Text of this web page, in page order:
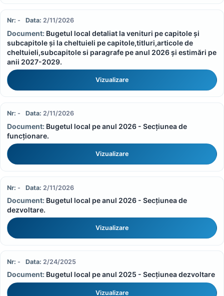
- 2/11/2026
Bugetul local detaliat la venituri pe capitole și
subcapitole și la cheltuieli pe capitole,titluri,articole de
cheltuieli,subcapitole si paragrafe pe anul 2026 și estimări pe
anii 2027-2029.
Vizualizare
- 2/11/2026
Bugetul local pe anul 2026 - Secțiunea de
funcționare.
Vizualizare
- 2/11/2026
Bugetul local pe anul 2026 - Secțiunea de
dezvoltare.
Vizualizare
- 2/24/2025
Bugetul local pe anul 2025 - Secțiunea dezvoltare
Vizualizare